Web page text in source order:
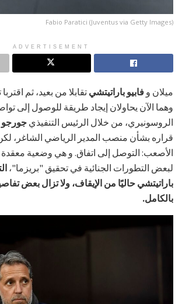
Fabio Paratici (Juventus via Getty Images)
ADVERTISEMENT
ميلان و فابيو باراتيتشي تقابلا من بعيد، ثم
وهما الآن يحاولان إيجاد طريقة للوصول إلى
الروسونيري، من خلال الرئيس التنفيذي جورجو
قراره بشأن منصب المدير الرياضي الشاغر، لكن
الأصعب: التوصل إلى اتفاق. و هي وضعية
لبعض التطورات الجنائية في تحقيق "بريزما"،
باراتيتشي حاليًا من الإيقاف، ولا تزال بعض
بالكامل.